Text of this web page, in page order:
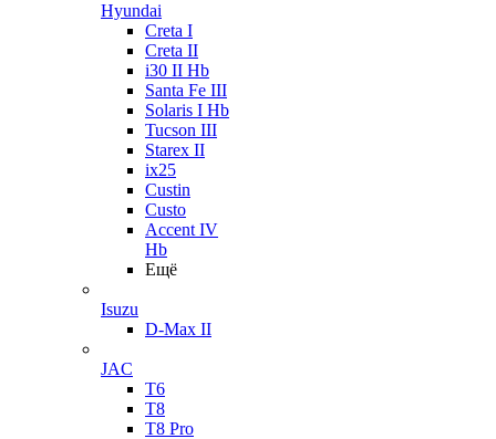
Hyundai
Creta I
Creta II
i30 II Hb
Santa Fe III
Solaris I Hb
Tucson III
Starex II
ix25
Custin
Custo
Accent IV
Hb
Ещё
Isuzu
D-Max II
JAC
T6
T8
T8 Pro